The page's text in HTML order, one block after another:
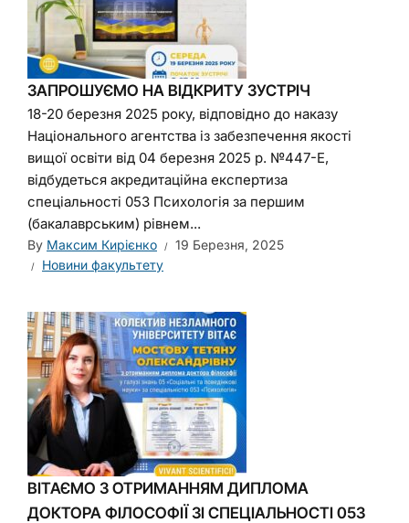
ЗАПРОШУЄМО НА ВІДКРИТУ ЗУСТРІЧ
18-20 березня 2025 року, відповідно до наказу
Національного агентства із забезпечення якості
вищої освіти від 04 березня 2025 р. №447-Е,
відбудеться акредитаційна експертиза
спеціальності 053 Психологія за першим
(бакалаврським) рівнем...
By Максим Кирієнко
19 Березня, 2025
Новини факультету
ВІТАЄМО З ОТРИМАННЯМ ДИПЛОМА
ДОКТОРА ФІЛОСОФІЇ ЗІ СПЕЦІАЛЬНОСТІ 053